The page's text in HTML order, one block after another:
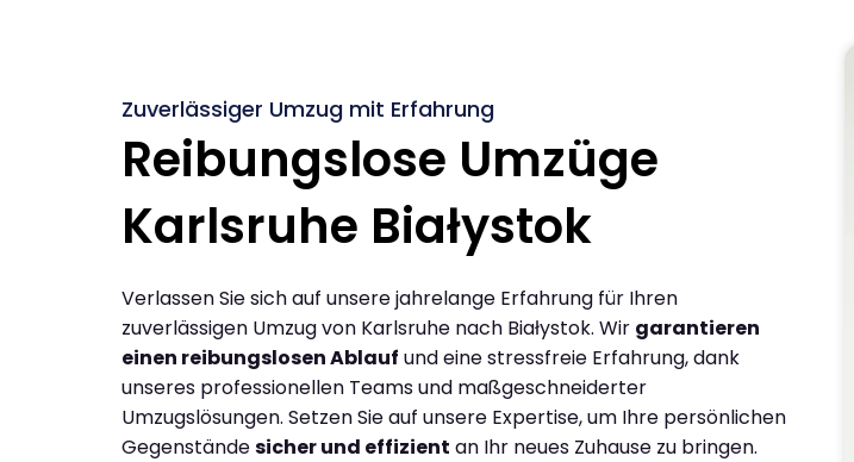
Zuverlässiger Umzug mit Erfahrung
Reibungslose Umzüge
Karlsruhe Białystok
Verlassen Sie sich auf unsere jahrelange Erfahrung für Ihren
zuverlässigen Umzug von Karlsruhe nach Białystok. Wir garantieren
einen reibungslosen Ablauf und eine stressfreie Erfahrung, dank
unseres professionellen Teams und maßgeschneiderter
Umzugslösungen. Setzen Sie auf unsere Expertise, um Ihre persönlichen
Gegenständesicher und effizient an Ihr neues Zuhause zu bringen.